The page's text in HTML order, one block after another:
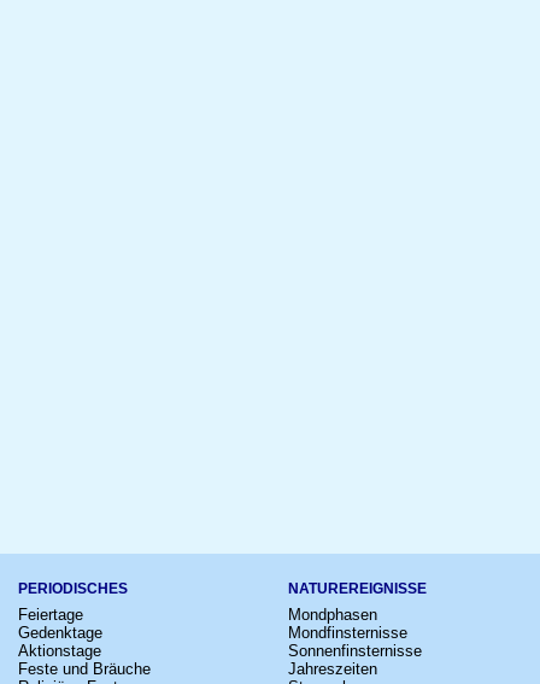
PERIODISCHES
Feiertage
Gedenktage
Aktionstage
Feste und Bräuche
NATUREREIGNISSE
Mondphasen
Mondfinsternisse
Sonnenfinsternisse
Jahreszeiten